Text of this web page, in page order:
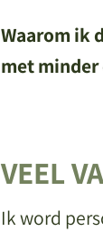
Waarom ik
met minder
VEEL
Ik word